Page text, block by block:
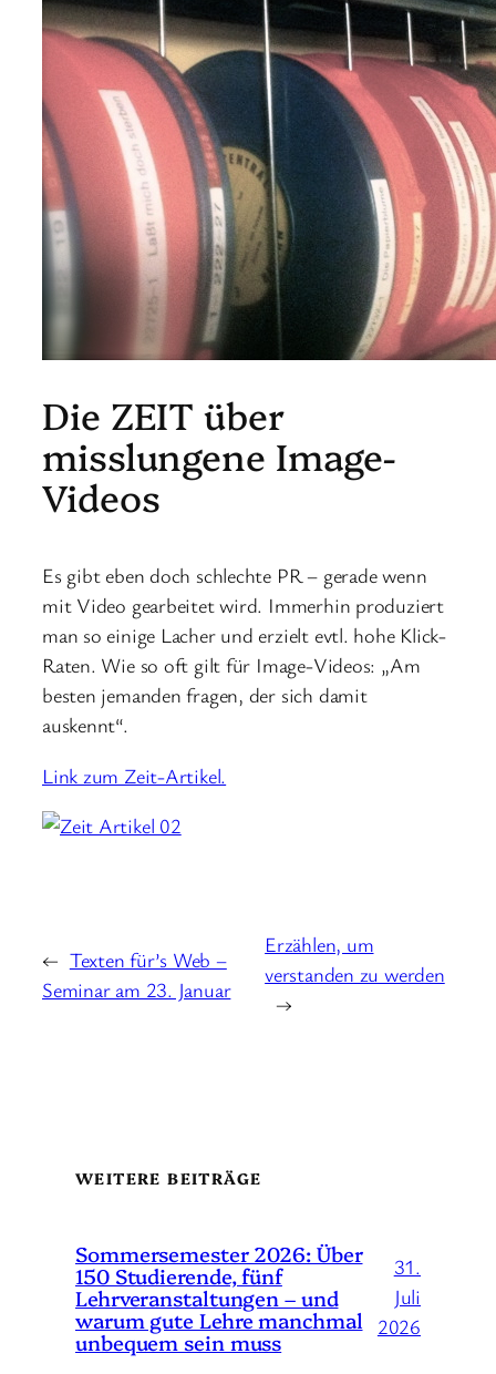
Die ZEIT über
misslungene Image-
Videos
Es gibt eben doch schlechte PR – gerade wenn
mit Video gearbeitet wird. Immerhin produziert
man so einige Lacher und erzielt evtl. hohe Klick-
Raten. Wie so oft gilt für Image-Videos: „Am
besten jemanden fragen, der sich damit
auskennt“.
Link zum Zeit-Artikel.
← Texten für’s Web –
Seminar am 23. Januar
Erzählen, um
verstanden zu werden
→
WEITERE BEITRÄGE
Sommersemester 2026: Über
150 Studierende, fünf
Lehrveranstaltungen – und
warum gute Lehre manchmal
unbequem sein muss
31.
Juli
2026